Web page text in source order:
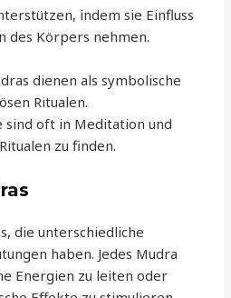
indem sie Einfluss
des Körpers nehmen.
dienen als symbolische
Ritualen.
sind oft in Meditation und
zu finden.
die unterschiedliche
haben. Jedes Mudra
Energien zu leiten oder